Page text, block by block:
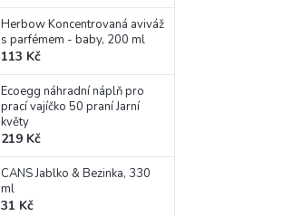
Herbow Koncentrovaná aviváž
s parfémem - baby, 200 ml
113 Kč
Ecoegg náhradní náplň pro
prací vajíčko 50 praní Jarní
květy
219 Kč
CANS Jablko & Bezinka, 330
ml
31 Kč